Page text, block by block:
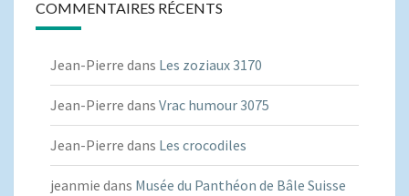
COMMENTAIRES RÉCENTS
Jean-Pierre dans Les zoziaux 3170
Jean-Pierre dans Vrac humour 3075
Jean-Pierre dans Les crocodiles
jeanmie dans Musée du Panthéon de Bâle Suisse